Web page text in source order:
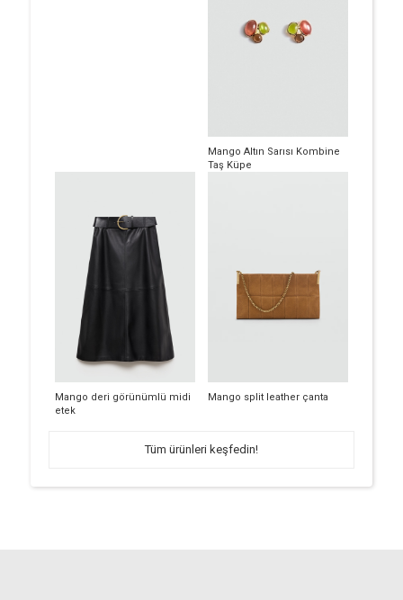
Mango Altın Sarısı Kombine
Taş Küpe
Mango deri görünümlü midi
etek
Mango split leather çanta
Tüm ürünleri keşfedin!